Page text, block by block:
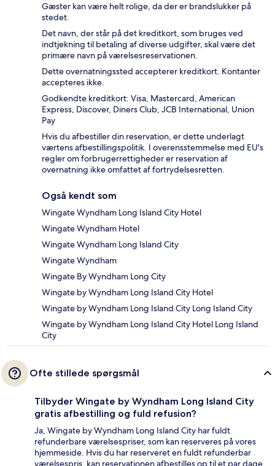
Gæster kan være helt rolige, da der er brandslukker på
stedet.
Det navn, der står på det kreditkort, som bruges ved
indtjekning til betaling af diverse udgifter, skal være det
primære navn på værelsesreservationen.
Dette overnatningssted accepterer kreditkort. Kontanter
accepteres ikke.
Godkendte kreditkort: Visa, Mastercard, American
Express, Discover, Diners Club, JCB International, Union
Pay
Hvis du afbestiller din reservation, er dette underlagt
værtens afbestillingspolitik. I overensstemmelse med EU's
regler om forbrugerrettigheder er reservation af
overnatning ikke omfattet af fortrydelsesretten.
Også kendt som
Wingate Wyndham Long Island City Hotel
Wingate Wyndham Hotel
Wingate Wyndham Long Island City
Wingate Wyndham
Wingate By Wyndham Long City
Wingate by Wyndham Long Island City Hotel
Wingate by Wyndham Long Island City Long Island City
Wingate by Wyndham Long Island City Hotel Long Island
City
Ofte stillede spørgsmål
Tilbyder Wingate by Wyndham Long Island City
gratis afbestilling og fuld refusion?
Ja, Wingate by Wyndham Long Island City har fuldt
refunderbare værelsespriser, som kan reserveres på vores
hjemmeside. Hvis du har reserveret en fuldt refunderbar
værelsespris, kan reservationen afbestilles op til et par dage